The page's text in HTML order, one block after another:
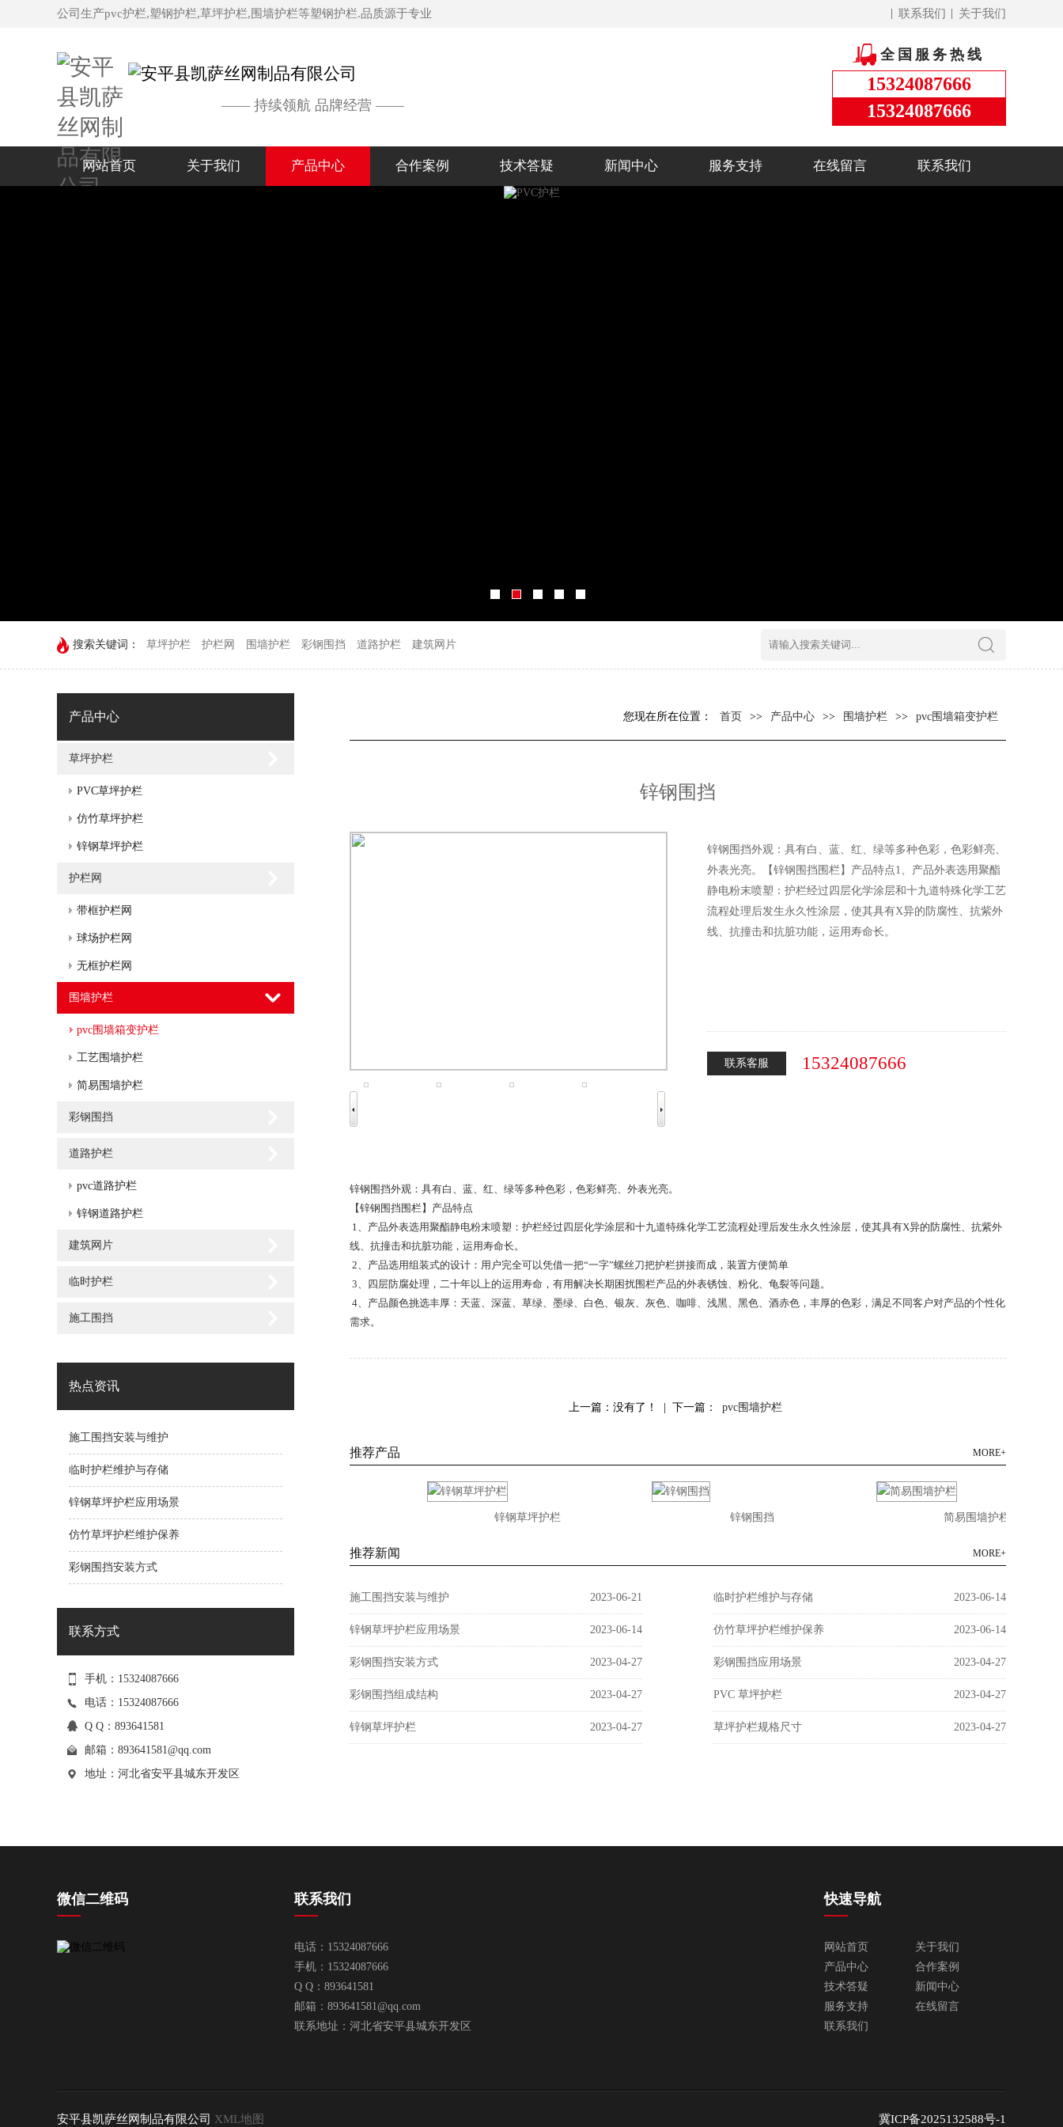
公司生产pvc护栏,塑钢护栏,草坪护栏,围墙护栏等塑钢护栏.品质源于专业 关于我们
联系我们
—— 持续领航 品牌经营 ——
全国服务热线
15324087666
15324087666
网站首页 关于我们 产品中心 合作案例 技术答疑 新闻中心 服务支持 在线留言 联系我们
搜索关键词： 草坪护栏 护栏网 围墙护栏 彩钢围挡 道路护栏 建筑网片
产品中心
草坪护栏
PVC草坪护栏
仿竹草坪护栏
锌钢草坪护栏
护栏网
带框护栏网
球场护栏网
无框护栏网
围墙护栏
pvc围墙箱变护栏
工艺围墙护栏
简易围墙护栏
彩钢围挡
道路护栏
pvc道路护栏
锌钢道路护栏
建筑网片
临时护栏
施工围挡
热点资讯
施工围挡安装与维护
临时护栏维护与存储
锌钢草坪护栏应用场景
仿竹草坪护栏维护保养
彩钢围挡安装方式
联系方式
手机：15324087666
电话：15324087666
Q Q：893641581
邮箱： 893641581@qq.com
地址：河北省安平县城东开发区
您现在所在位置： 首页 >> 产品中心 >> 围墙护栏 >> pvc围墙箱变护栏
锌钢围挡
锌钢围挡外观：具有白、蓝、红、绿等多种色彩，色彩鲜亮、
外表光亮。【锌钢围挡围栏】产品特点1、产品外表选用聚酯
静电粉末喷塑：护栏经过四层化学涂层和十九道特殊化学工艺
流程处理后发生永久性涂层，使其具有X异的防腐性、抗紫外
线、抗撞击和抗脏功能，运用寿命长。
联系客服 15324087666
锌钢围挡外观：具有白、蓝、红、绿等多种色彩，色彩鲜亮、外表光亮。
【锌钢围挡围栏】产品特点
1、产品外表选用聚酯静电粉末喷塑：护栏经过四层化学涂层和十九道特殊化学工艺流程处理后发生永久性涂层，使其具有X异的防腐性、抗紫外
线、抗撞击和抗脏功能，运用寿命长。
2、产品选用组装式的设计：用户完全可以凭借一把“一字”螺丝刀把护栏拼接而成，装置方便简单
3、四层防腐处理，二十年以上的运用寿命，有用解决长期困扰围栏产品的外表锈蚀、粉化、龟裂等问题。
4、产品颜色挑选丰厚：天蓝、深蓝、草绿、墨绿、白色、银灰、灰色、咖啡、浅黑、黑色、酒赤色，丰厚的色彩，满足不同客户对产品的个性化
需求。
上一篇：没有了！ | 下一篇： pvc围墙护栏
推荐产品 MORE+
锌钢道路护栏 锌钢草坪护栏 锌钢围挡 简易围墙护栏
推荐新闻 MORE+
施工围挡安装与维护 2023-06-21 临时护栏维护与存储 2023-06-14
锌钢草坪护栏应用场景 2023-06-14 仿竹草坪护栏维护保养 2023-06-14
彩钢围挡安装方式 2023-04-27 彩钢围挡应用场景 2023-04-27
彩钢围挡组成结构 2023-04-27 PVC 草坪护栏 2023-04-27
锌钢草坪护栏 2023-04-27 草坪护栏规格尺寸 2023-04-27
微信二维码 联系我们
电话：15324087666
手机：15324087666
Q Q：893641581
邮箱： 893641581@qq.com
联系地址：河北省安平县城东开发区
快速导航
网站首页
关于我们
产品中心
合作案例
技术答疑
新闻中心
服务支持
在线留言
联系我们
安平县凯萨丝网制品有限公司 XML地图 冀ICP备2025132588号-1